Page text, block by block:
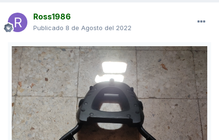
Ross1986
Publicado 8 de Agosto del 2022